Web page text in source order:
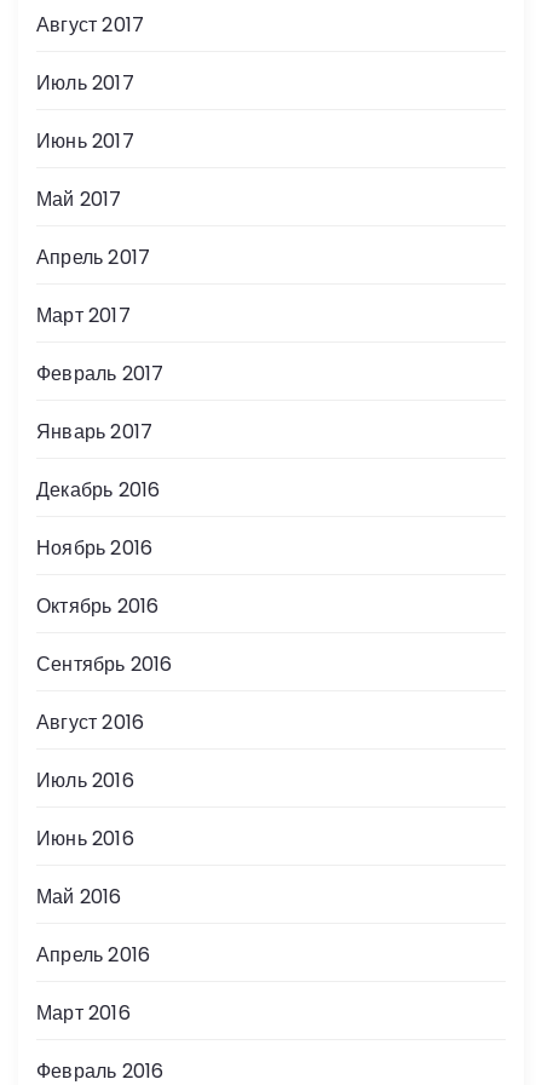
Август 2017
Июль 2017
Июнь 2017
Май 2017
Апрель 2017
Март 2017
Февраль 2017
Январь 2017
Декабрь 2016
Ноябрь 2016
Октябрь 2016
Сентябрь 2016
Август 2016
Июль 2016
Июнь 2016
Май 2016
Апрель 2016
Март 2016
Февраль 2016